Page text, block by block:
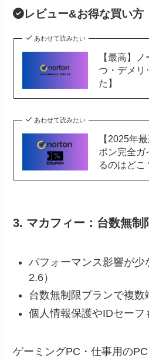
レビュー&お得な買い方
あわせて読みたい
【最高】
つ・デメリ
た】
あわせて読みたい
【2025年
ポン完全ガ
るのはどこ
3. マカフィー：台数無制
パフォーマンス影響が
2.6）
台数無制限プランで複数
個人情報保護やIDセーフ
ゲーミングPC・仕事用の